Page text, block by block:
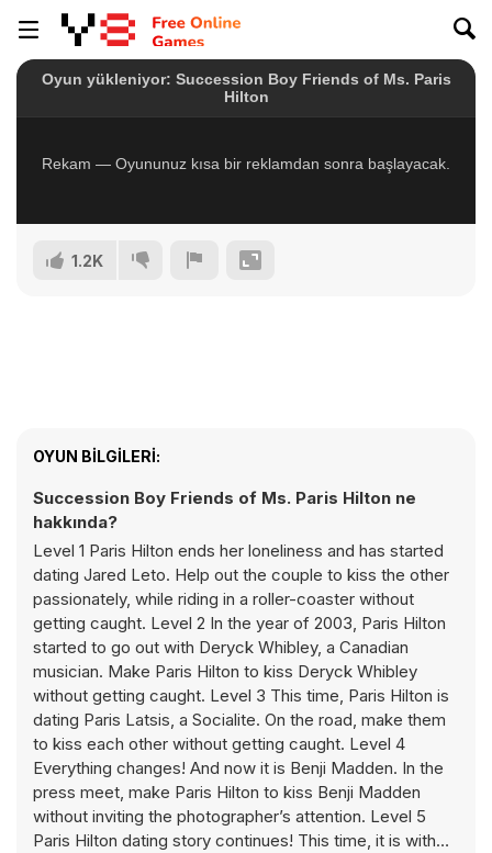
1.2K
OYUN BILGILERI:
Succession Boy Friends of Ms. Paris Hilton ne
hakkında?
Level 1 Paris Hilton ends her loneliness and has started
dating Jared Leto. Help out the couple to kiss the other
passionately, while riding in a roller-coaster without
getting caught. Level 2 In the year of 2003, Paris Hilton
started to go out with Deryck Whibley, a Canadian
musician. Make Paris Hilton to kiss Deryck Whibley
without getting caught. Level 3 This time, Paris Hilton is
dating Paris Latsis, a Socialite. On the road, make them
to kiss each other without getting caught. Level 4
Everything changes! And now it is Benji Madden. In the
press meet, make Paris Hilton to kiss Benji Madden
without inviting the photographer’s attention. Level 5
Paris Hilton dating story continues! This time, it is with